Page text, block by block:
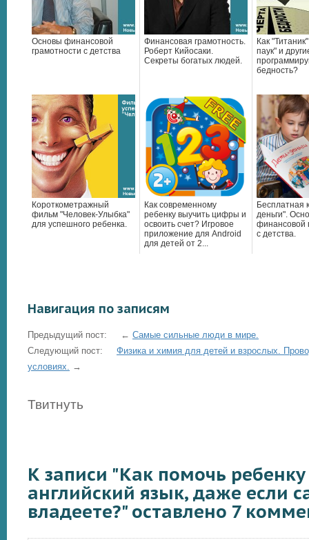
Основы финансовой
грамотности с детства
Финансовая грамотность.
Роберт Кийосаки.
Секреты богатых людей.
Как
паук" и
бедность?
Короткометражный
фильм "Человек-Улыбка"
для успешного ребенка.
Как современному
ребенку выучить цифры и
освоить счет? Игровое
приложение для Android
для детей от 2...
Бесплатная
деньги".
финансовой
с детства.
Навигация по записям
Предыдущий пост: ← Самые сильные люди в мире.
Следующий пост: Физика и химия для детей и взрослых.
условиях. →
Твитнуть
К записи "Как помочь
английский язык, даже если
владеете?" оставлено 7